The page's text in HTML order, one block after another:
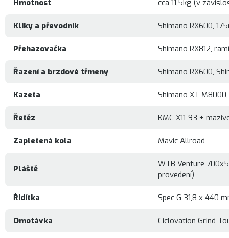
Hmotnost cca 11,5kg (v
Kliky a převodník Shimano RX600,
Přehazovačka Shimano RX812,
Řazení a brzdové třmeny Shimano RX600,
Kazeta Shimano XT M8000,
Řetěz KMC X11-93 +
Zapletená kola Mavic Allroad
Pláště
WTB Venture
provedení)
Řidítka Spec G 31,8 x 440
Omotávka Ciclovation Grind